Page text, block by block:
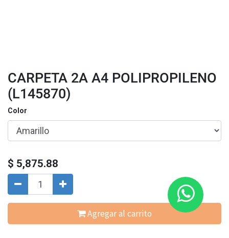
CARPETA 2A A4 POLIPROPILENO
(L145870)
Color
$ 5,875.88
Agregar al carrito